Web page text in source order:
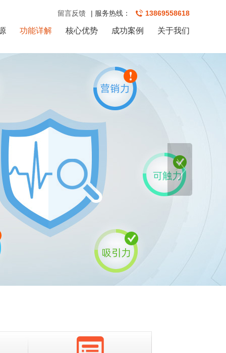
留言反馈 | 服务热线： 13869558618
功能详解 核心优势 成功案例 关于我们